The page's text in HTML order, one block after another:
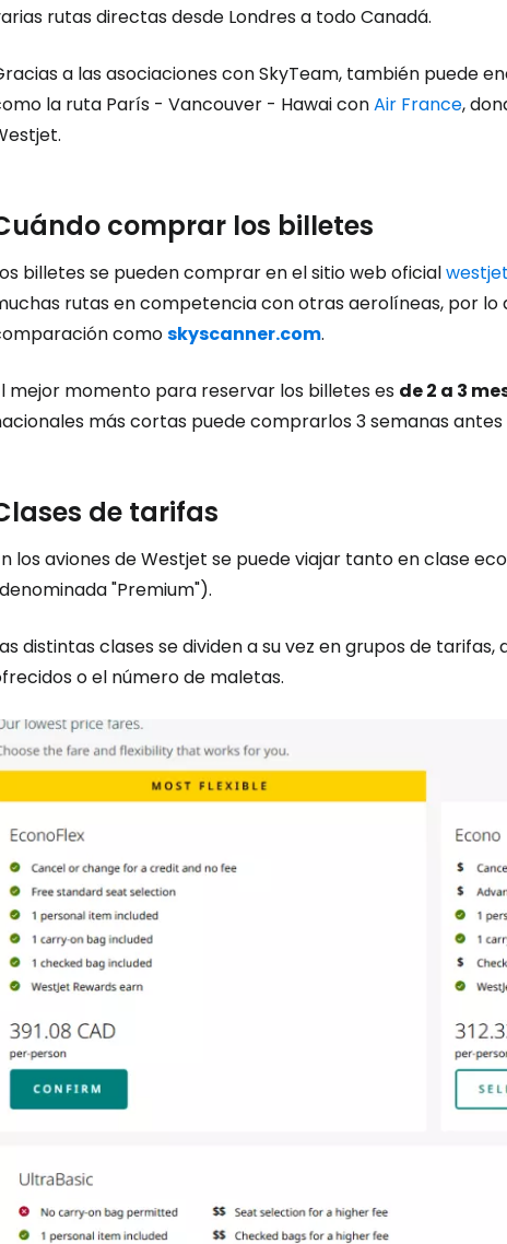
rutas directas desde Londres a todo Canadá.
a las asociaciones con SkyTeam, también puede
la ruta París - Vancouver - Hawai conAir France,
comprar los billetes
billetes se pueden comprar en el sitio web oficial
rutas en competencia con otras aerolíneas, por lo
comoskyscanner.com.
mejor momento para reservar los billetes es de 2 a 3
más cortas puede comprarlos 3 semanas antes
de tarifas
los aviones de Westjet se puede viajar tanto en clase
"Premium").
distintas clases se dividen a su vez en grupos de tarifas,
o el número de maletas.
Iniciar